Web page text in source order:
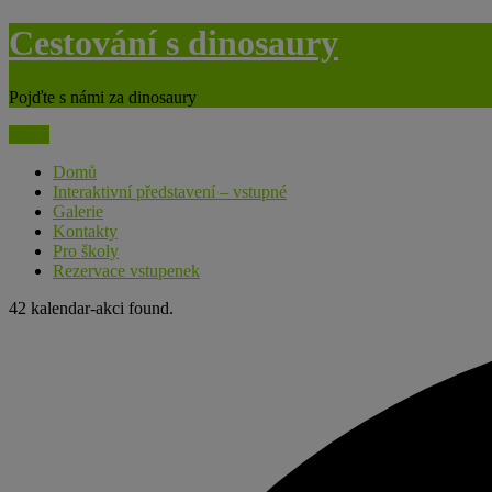
Skip
to
Cestování s dinosaury
Pojďte s námi za dinosaury
Domů
Interaktivní představení – vstupné
Galerie
Kontakty
Pro školy
Rezervace vstupenek
42 kalendar-akci found.